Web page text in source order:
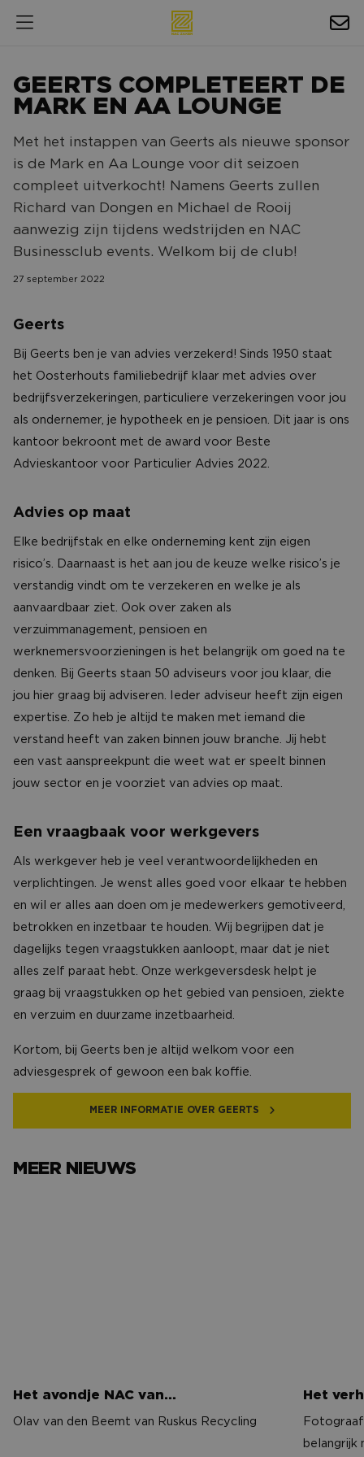
EXPOSURE
AGENDA
NAC ZAKELIJK
MAGAZINES
CONTACT
GEERTS COMPLETEERT DE
MARK EN AA LOUNGE
Met het instappen van Geerts als nieuwe sponsor
is de Mark en Aa Lounge voor dit seizoen
compleet uitverkocht! Namens Geerts zullen
Richard van Dongen en Michael de Rooij
aanwezig zijn tijdens wedstrijden en NAC
Businessclub events. Welkom bij de club!
27 september 2022
Geerts
Bij Geerts ben je van advies verzekerd! Sinds 1950 staat
het Oosterhouts familiebedrijf klaar met advies over
bedrijfsverzekeringen, particuliere verzekeringen voor jou
als ondernemer, je hypotheek en je pensioen. Dit jaar is ons
kantoor bekroont met de award voor Beste
Advieskantoor voor Particulier Advies 2022.
Advies op maat
Elke bedrijfstak en elke onderneming kent zijn eigen
risico’s. Daarnaast is het aan jou de keuze welke risico’s je
verstandig vindt om te verzekeren en welke je als
aanvaardbaar ziet. Ook over zaken als
verzuimmanagement, pensioen en
werknemersvoorzieningen is het belangrijk om goed na te
denken. Bij Geerts staan 50 adviseurs voor jou klaar, die
jou hier graag bij adviseren. Ieder adviseur heeft zijn eigen
expertise. Zo heb je altijd te maken met iemand die
verstand heeft van zaken binnen jouw branche. Jij hebt
een vast aanspreekpunt die weet wat er speelt binnen
jouw sector en je voorziet van advies op maat.
Een vraagbaak voor werkgevers
Als werkgever heb je veel verantwoordelijkheden en
verplichtingen. Je wenst alles goed voor elkaar te hebben
en wil er alles aan doen om je medewerkers gemotiveerd,
betrokken en inzetbaar te houden. Wij begrijpen dat je
dagelijks tegen vraagstukken aanloopt, maar dat je niet
alles zelf paraat hebt. Onze werkgeversdesk helpt je
graag bij vraagstukken op het gebied van pensioen, ziekte
en verzuim en duurzame inzetbaarheid.
Kortom, bij Geerts ben je altijd welkom voor een
adviesgesprek of gewoon een bak koffie.
MEER INFORMATIE OVER GEERTS
MEER NIEUWS
Het avondje NAC van…
Olav van den Beemt van Ruskus Recycling
Het
belangrijk